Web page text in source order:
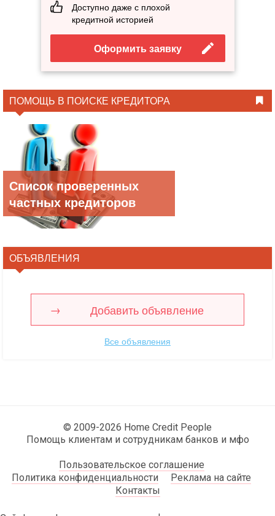
Доступно даже с плохой
кредитной историей
Оформить заявку
ПОМОЩЬ В ПОИСКЕ КРЕДИТОРА
Список проверенных
частных кредиторов
ОБЪЯВЛЕНИЯ
Добавить объявление
Все объявления
© 2009-2026 Home Credit People
Помощь клиентам и сотрудникам банков и мфо
Пользовательское соглашение
Политика конфиденциальности
Реклама на сайте
Контакты